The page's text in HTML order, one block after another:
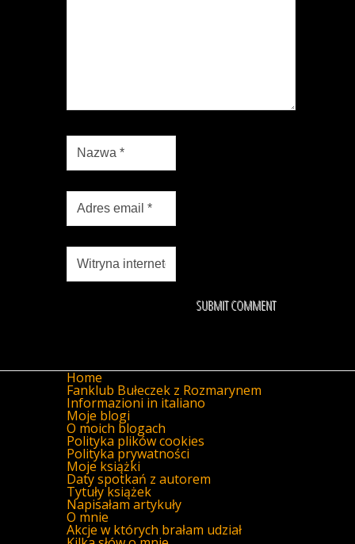
Home
Fanklub Bułeczek z Rozmarynem
Informazioni in italiano
Moje blogi
O moich blogach
Polityka plików cookies
Polityka prywatności
Moje książki
Daty spotkań z autorem
Tytuły książek
Napisałam artykuły
O mnie
Akcje w których brałam udział